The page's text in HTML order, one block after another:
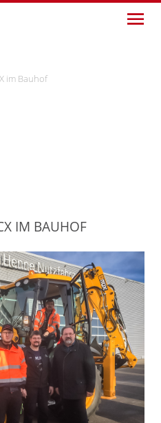
im Bauhof
IM BAUHOF